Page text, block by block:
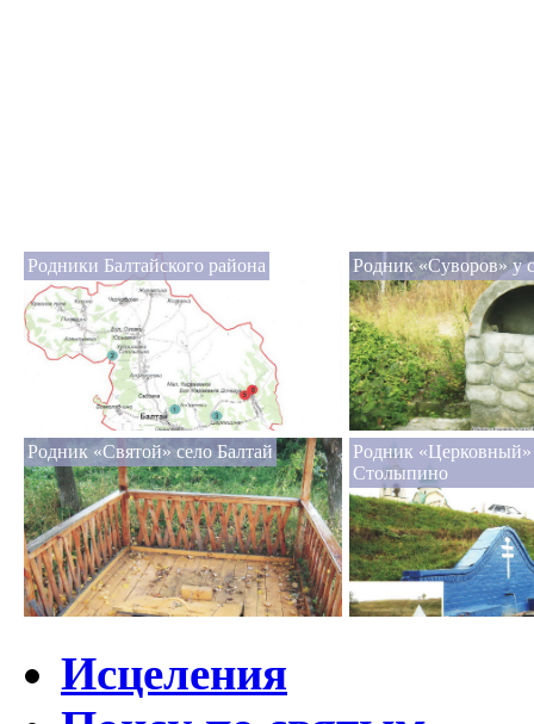
Родники Балтайского района Родник «Суворов» у
Родник «Святой» село Балтай
Родник «Церковный»
Столыпино
Исцеления